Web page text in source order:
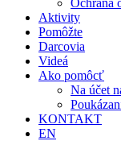
Ochrana
Aktivity
Pomôžte
Darcovia
Videá
Ako pomôcť
Na účet
KONTAKT
EN